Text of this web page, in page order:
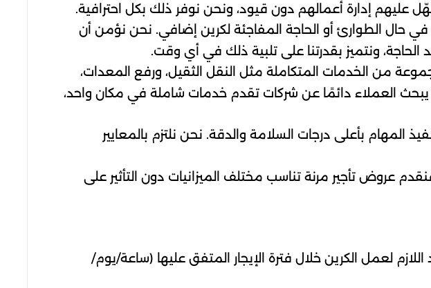
عليهم إدارة أعمالهم دون قيود، ونحن نوفر ذلك بكل احترافية.
في حال الطوارئ أو الحاجة المفاجئة لكرين إضافي. نحن نؤمن أن
ونتميز بقدرتنا على تلبية ذلك في أي وقت.
من الخدمات المتكاملة مثل النقل الثقيل، ورفع المعدات،
العملاء دائمًا عن شركات تقدم خدمات شاملة في مكان واحد،
بأعلى درجات السلامة والدقة. نحن نلتزم بالمعايير
عروض تأجير مرنة تناسب مختلف الميزانيات دون التأثير على
لعمل الكرين خلال فترة الإيجار المتفق عليها (ساعة/يوم/